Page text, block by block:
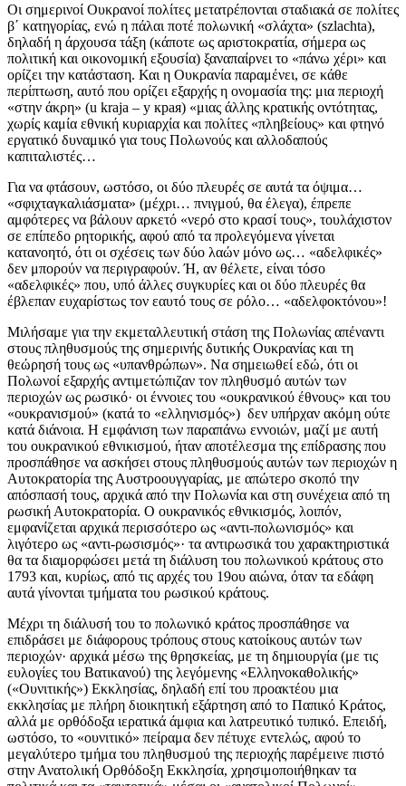
Οι σημερινοί Ουκρανοί πολίτες μετατρέπονται σταδιακά σε πολίτες
β΄ κατηγορίας, ενώ η πάλαι ποτέ πολωνική «σλάχτα» (szlachta),
δηλαδή η άρχουσα τάξη (κάποτε ως αριστοκρατία, σήμερα ως
πολιτική και οικονομική εξουσία) ξαναπαίρνει το «πάνω χέρι» και
ορίζει την κατάσταση. Και η Ουκρανία παραμένει, σε κάθε
περίπτωση, αυτό που ορίζει εξαρχής η ονομασία της: μια περιοχή
«στην άκρη» (u kraja – у края) «μιας άλλης κρατικής οντότητας,
χωρίς καμία εθνική κυριαρχία και πολίτες «πληβείους» και φτηνό
εργατικό δυναμικό για τους Πολωνούς και αλλοδαπούς
καπιταλιστές…
Για να φτάσουν, ωστόσο, οι δύο πλευρές σε αυτά τα όψιμα…
«σφιχταγκαλιάσματα» (μέχρι… πνιγμού, θα έλεγα), έπρεπε
αμφότερες να βάλουν αρκετό «νερό στο κρασί τους», τουλάχιστον
σε επίπεδο ρητορικής, αφού από τα προλεγόμενα γίνεται
κατανοητό, ότι οι σχέσεις των δύο λαών μόνο ως… «αδελφικές»
δεν μπορούν να περιγραφούν. Ή, αν θέλετε, είναι τόσο
«αδελφικές» που, υπό άλλες συγκυρίες και οι δύο πλευρές θα
έβλεπαν ευχαρίστως τον εαυτό τους σε ρόλο… «αδελφοκτόνου»!
Μιλήσαμε για την εκμεταλλευτική στάση της Πολωνίας απέναντι
στους πληθυσμούς της σημερινής δυτικής Ουκρανίας και τη
θεώρησή τους ως «υπανθρώπων». Να σημειωθεί εδώ, ότι οι
Πολωνοί εξαρχής αντιμετώπιζαν τον πληθυσμό αυτών των
περιοχών ως ρωσικό· οι έννοιες του «ουκρανικού έθνους» και του
«ουκρανισμού» (κατά το «ελληνισμός») δεν υπήρχαν ακόμη ούτε
κατά διάνοια. Η εμφάνιση των παραπάνω εννοιών, μαζί με αυτή
του ουκρανικού εθνικισμού, ήταν αποτέλεσμα της επίδρασης που
προσπάθησε να ασκήσει στους πληθυσμούς αυτών των περιοχών η
Αυτοκρατορία της Αυστροουγγαρίας, με απώτερο σκοπό την
απόσπασή τους, αρχικά από την Πολωνία και στη συνέχεια από τη
ρωσική Αυτοκρατορία. Ο ουκρανικός εθνικισμός, λοιπόν,
εμφανίζεται αρχικά περισσότερο ως «αντι-πολωνισμός» και
λιγότερο ως «αντι-ρωσισμός»· τα αντιρωσικά του χαρακτηριστικά
θα τα διαμορφώσει μετά τη διάλυση του πολωνικού κράτους στο
1793 και, κυρίως, από τις αρχές του 19ου αιώνα, όταν τα εδάφη
αυτά γίνονται τμήματα του ρωσικού κράτους.
Μέχρι τη διάλυσή του το πολωνικό κράτος προσπάθησε να
επιδράσει με διάφορους τρόπους στους κατοίκους αυτών των
περιοχών· αρχικά μέσω της θρησκείας, με τη δημιουργία (με τις
ευλογίες του Βατικανού) της λεγόμενης «Ελληνοκαθολικής»
(«Ουνιτικής») Εκκλησίας, δηλαδή επί του προακτέου μια
εκκλησίας με πλήρη διοικητική εξάρτηση από το Παπικό Κράτος,
αλλά με ορθόδοξα ιερατικά άμφια και λατρευτικό τυπικό. Επειδή,
ωστόσο, το «ουνιτικό» πείραμα δεν πέτυχε εντελώς, αφού το
μεγαλύτερο τμήμα του πληθυσμού της περιοχής παρέμεινε πιστό
στην Ανατολική Ορθόδοξη Εκκλησία, χρησιμοποιήθηκαν τα